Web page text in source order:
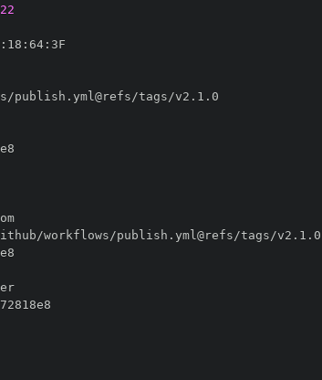
22
: 18 : 64:
//token.actions.githubusercontent.com
upgrader